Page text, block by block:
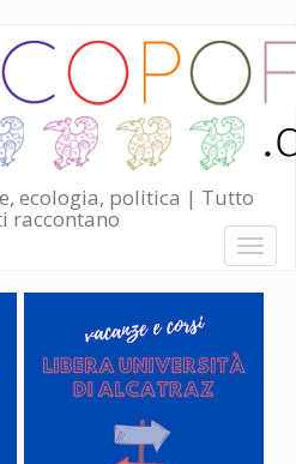
ecologia, politica | Tutto
raccontano
Toggle